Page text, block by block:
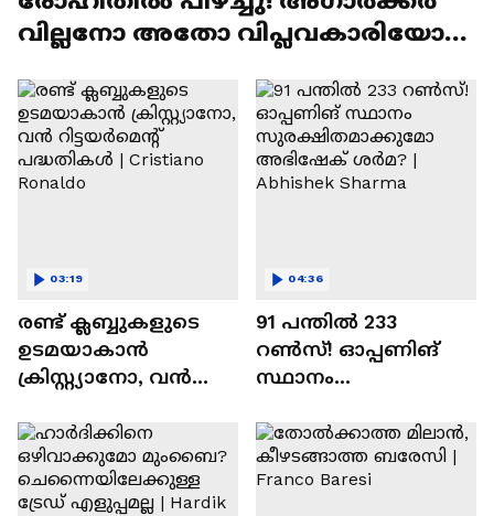
വില്ലനോ അതോ വിപ്ലവകാരിയോ? |
രണ്ട്‌ ക്ലബ്ബുകളുടെ
ഉടമയാകാന്‍
ക്രിസ്റ്റ്യാനോ, വന്‍
പദ്ധതികള്‍ | Cristiano
Ronaldo
03:19
91 പന്തില്‍ 233
റണ്‍സ്! ഓപ്പണിങ്
സ്ഥാനം
അഭിഷേക് ശർമ? |
Abhishek Sharma
04:36